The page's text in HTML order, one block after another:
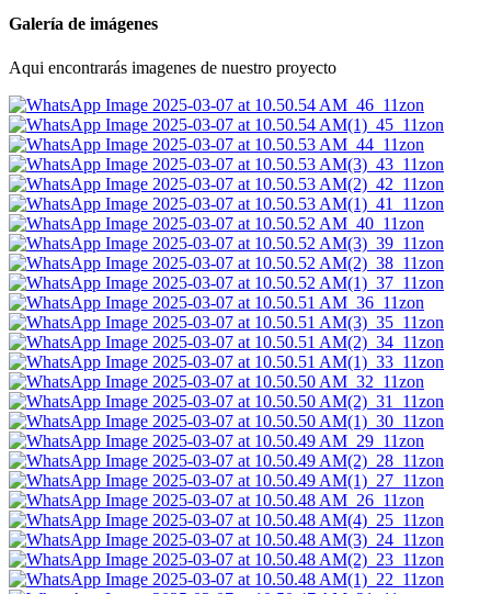
Galería de imágenes
Aqui encontrarás imagenes de nuestro proyecto